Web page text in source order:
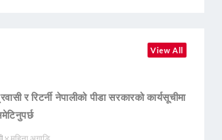
View All
र रिटर्नी नेपालीको पीडा सरकारको कार्यसूचीमा